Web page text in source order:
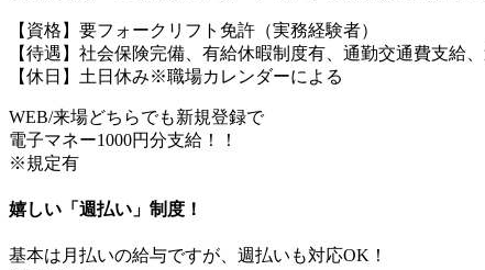
【資格】要フォークリフト免許（実務経験者）
【待遇】社会保険完備、有給休暇制度有、通勤交通費支
【休日】土日休み※職場カレンダーによる
WEB/来場どちらでも新規登録で
電子マネー1000円分支給！！
※規定有
嬉しい「週払い」制度！
基本は月払いの給与ですが、週払いも対応OK！